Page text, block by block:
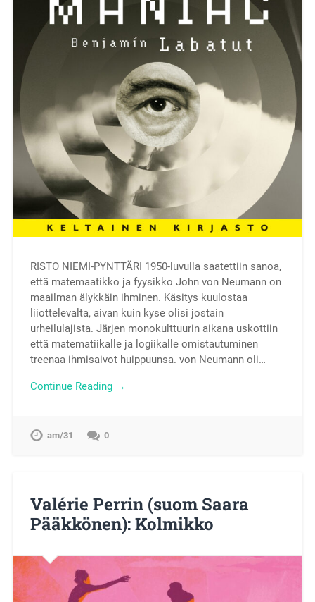
RISTO NIEMI-PYNTTÄRI 1950-luvulla saatettiin sanoa,
että matemaatikko ja fyysikko John von Neumann on
maailman älykkäin ihminen. Käsitys kuulostaa
liiottelevalta, aivan kuin kyse olisi jostain
urheilulajista. Järjen monokulttuurin aikana uskottiin
että matematiikalle ja logiikalle omistautuminen
treenaa ihmisaivot huippuunsa. von Neumann oli…
Continue Reading →
am/31 0
Valérie Perrin (suom Saara
Pääkkönen): Kolmikko